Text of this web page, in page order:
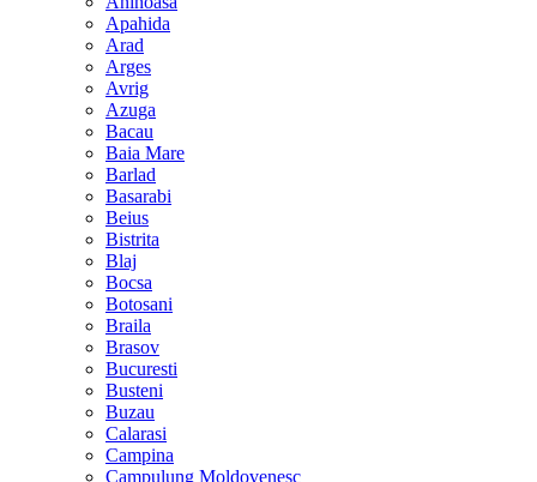
Apahida
Arad
Arges
Avrig
Azuga
Bacau
Baia Mare
Barlad
Basarabi
Beius
Bistrita
Blaj
Bocsa
Botosani
Braila
Brasov
Bucuresti
Busteni
Buzau
Calarasi
Campina
Campulung Moldovenesc